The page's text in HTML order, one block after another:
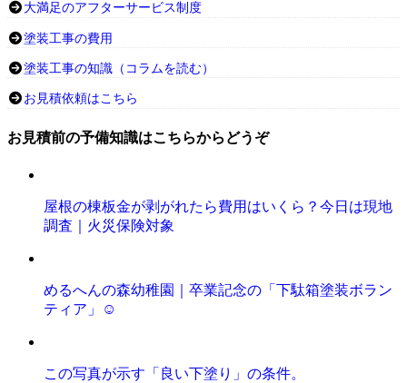
大満足のアフターサービス制度
塗装工事の費用
塗装工事の知識（コラムを読む）
お見積依頼はこちら
お見積前の予備知識はこちらからどうぞ
屋根の棟板金が剥がれたら費用はいくら？今日は現地
調査｜火災保険対象
めるへんの森幼稚園｜卒業記念の「下駄箱塗装ボラン
ティア」☺️
この写真が示す「良い下塗り」の条件。